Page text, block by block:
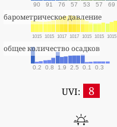
90 91 76 57 53 57 69
барометрическое давление
1015 1015 1017 1017 1015 1015 1015
общее количество осадков
0.2 0.8 1.9 2.5 0.1 0.3
UVI: 8